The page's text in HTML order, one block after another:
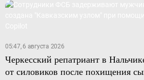
05:47, 6 августа 2026
Черкесский репатриант в
от силовиков после похищения